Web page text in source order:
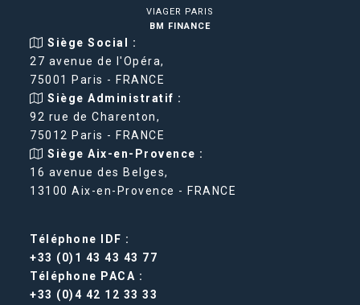
VIAGER PARIS
BM FINANCE
Siège Social :
27 avenue de l'Opéra,
75001 Paris - FRANCE
Siège Administratif :
92 rue de Charenton,
75012 Paris - FRANCE
Siège Aix-en-Provence :
16 avenue des Belges,
13100 Aix-en-Provence - FRANCE
Téléphone IDF :
+33 (0)1 43 43 43 77
Téléphone PACA :
+33 (0)4 42 12 33 33